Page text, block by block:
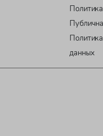
данных